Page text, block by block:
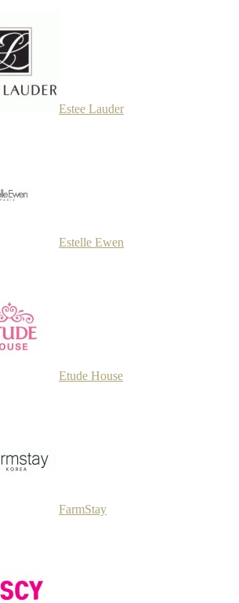
Estee Lauder
Estelle Ewen
Etude House
FarmStay